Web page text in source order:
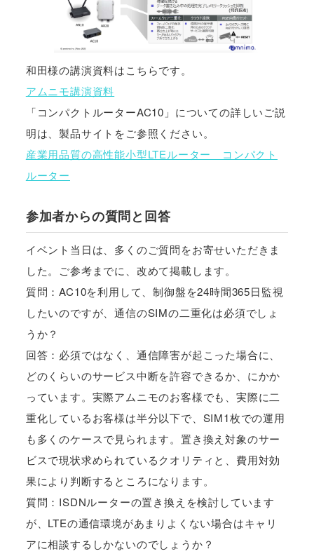
和田様の講演資料はこちらです。
アムニモ講演資料
「コンパクトルーターAC10」についての詳しいご説
明は、製品サイトをご参照ください。
産業用品質の高性能小型LTEルーター コンパクト
ルーター
参加者からの質問と回答
イベント当日は、多くのご質問をお寄せいただきま
した。ご参考までに、改めて掲載します。
質問：AC10を利用して、制御盤を24時間365日監視
したいのですが、通信のSIMの二重化は必須でしょ
うか？
回答：必須ではなく、通信障害が起こった場合に、
どのくらいのサービス中断を許容できるか、にかか
っています。実際アムニモのお客様でも、実際に二
重化しているお客様は半分以下で、SIM1枚での運用
も多くのケースで見られます。置き換え対象のサー
ビスで現状求められているクオリティと、費用対効
果により判断するところになります。
質問：ISDNルーターの置き換えを検討しています
が、LTEの通信環境があまりよくない場合はキャリ
アに相談するしかないのでしょうか？